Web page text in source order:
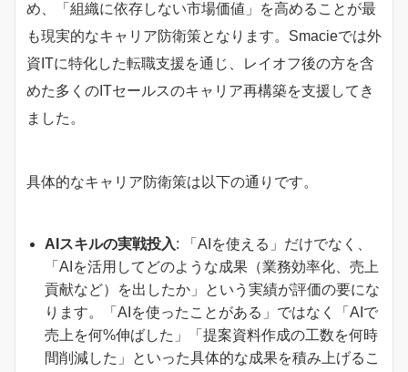
め、「組織に依存しない市場価値」を高めることが最
も現実的なキャリア防衛策となります。Smacieでは外
資ITに特化した転職支援を通じ、レイオフ後の方を含
めた多くのITセールスのキャリア再構築を支援してき
ました。
具体的なキャリア防衛策は以下の通りです。
AIスキルの実戦投入: 「AIを使える」だけでなく、
「AIを活用してどのような成果（業務効率化、売上
貢献など）を出したか」という実績が評価の要にな
ります。「AIを使ったことがある」ではなく「AIで
売上を何%伸ばした」「提案資料作成の工数を何時
間削減した」といった具体的な成果を積み上げるこ